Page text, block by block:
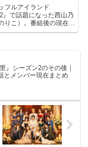
フルアイランド
』で話題になった西山乃
りこ）。番組後の現在は
ピン拠点でマルチに活動
』シーズン2のその後｜
とメンバー現在まとめ